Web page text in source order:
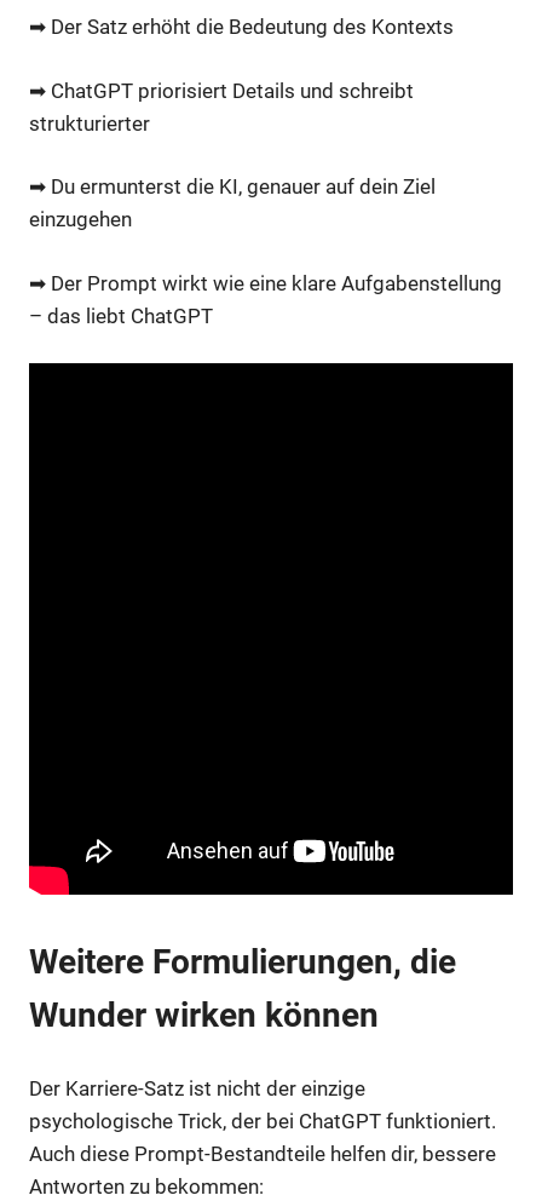
➡ Der Satz erhöht die Bedeutung des Kontexts
➡ ChatGPT priorisiert Details und schreibt
strukturierter
➡ Du ermunterst die KI, genauer auf dein Ziel
einzugehen
➡ Der Prompt wirkt wie eine klare Aufgabenstellung
– das liebt ChatGPT
Weitere Formulierungen, die
Wunder wirken können
Der Karriere-Satz ist nicht der einzige
psychologische Trick, der bei ChatGPT funktioniert.
Auch diese Prompt-Bestandteile helfen dir, bessere
Antworten zu bekommen: